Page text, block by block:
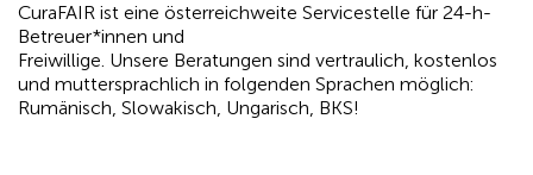
CuraFAIR ist eine österreichweite Servicestelle für 24-h-
Betreuer*innen und
Freiwillige. Unsere Beratungen sind vertraulich, kostenlos
und muttersprachlich in folgenden Sprachen möglich:
Rumänisch, Slowakisch, Ungarisch, BKS!